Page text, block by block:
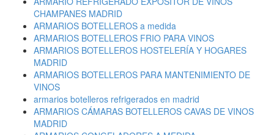
CHAMPANES MADRID
ARMARIOS BOTELLEROS a medida
ARMARIOS BOTELLEROS FRIO PARA VINOS
ARMARIOS BOTELLEROS HOSTELERÍA Y HOGARES
MADRID
ARMARIOS BOTELLEROS PARA MANTENIMIENTO DE
VINOS
armarios botelleros refrigerados en madrid
ARMARIOS CÁMARAS BOTELLEROS CAVAS DE VINOS
MADRID